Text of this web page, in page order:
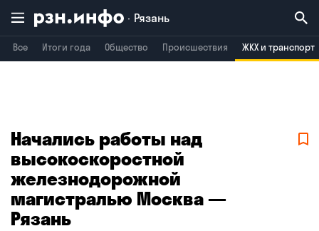
Рязань
Все Итоги года Общество Происшествия ЖКХ и транспорт
Воронеж Брянск
Начались работы над
высокоскоростной
железнодорожной
магистралью Москва —
Рязань